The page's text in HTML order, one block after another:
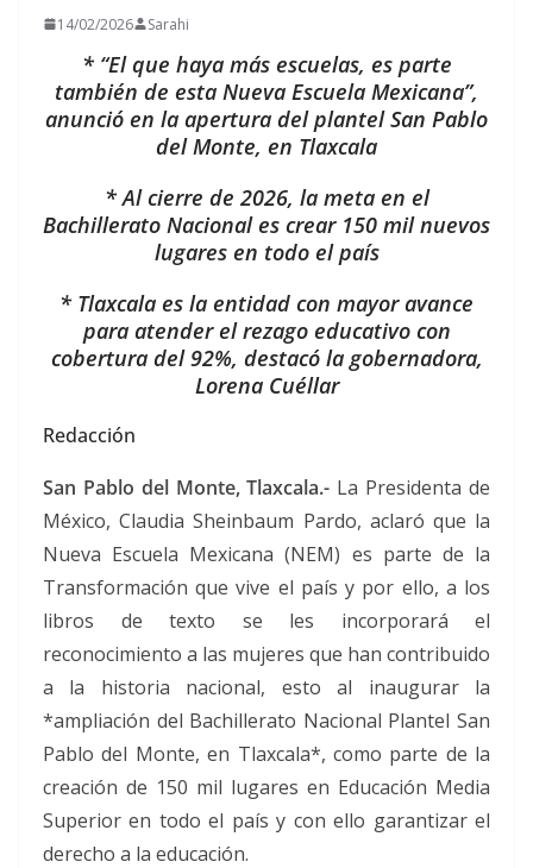
14/02/2026 Sarahi
* “El que haya más escuelas, es parte
también de esta Nueva Escuela Mexicana”,
anunció en la apertura del plantel San Pablo
del Monte, en Tlaxcala
* Al cierre de 2026, la meta en el
Bachillerato Nacional es crear 150 mil nuevos
lugares en todo el país
* Tlaxcala es la entidad con mayor avance
para atender el rezago educativo con
cobertura del 92%, destacó la gobernadora,
Lorena Cuéllar
Redacción
San Pablo del Monte, Tlaxcala.- La Presidenta de
México, Claudia Sheinbaum Pardo, aclaró que la
Nueva Escuela Mexicana (NEM) es parte de la
Transformación que vive el país y por ello, a los
libros de texto se les incorporará el
reconocimiento a las mujeres que han contribuido
a la historia nacional, esto al inaugurar la
*ampliación del Bachillerato Nacional Plantel San
Pablo del Monte, en Tlaxcala*, como parte de la
creación de 150 mil lugares en Educación Media
Superior en todo el país y con ello garantizar el
derecho a la educación.